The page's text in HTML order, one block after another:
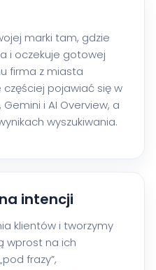
marki tam, gdzie
i oczekuje gotowej
firma z miasta
częściej pojawiać się w
i AI Overview, a
wyszukiwania.
intencji
klientów i tworzymy
wprost na ich
frazy”,